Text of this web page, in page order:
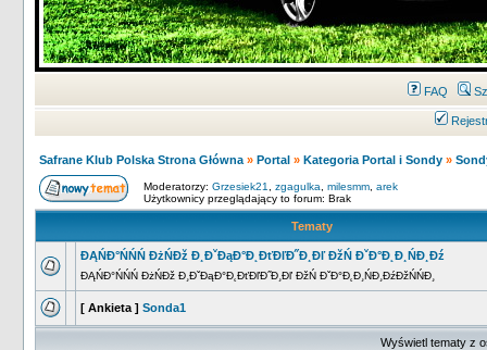
FAQ
Safrane Klub Polska Strona Główna » Portal » Kategoria Portal i Sondy »
Moderatorzy: Grzesiek21 zgagulka milesmm arek
Użytkownicy przeglądający to forum: Brak
Tematy
ĐĄŃĐ°ŃŃŃ ĐżŃĐž Đ¸ĐˇĐąĐ°Đ˛ĐťĐľĐ˝Đ¸Đľ ĐžŃ ĐˇĐ°Đ˛Đ¸ŃĐ¸Đź
ĐĄŃĐ°ŃŃŃ ĐżŃĐž Đ¸ĐˇĐąĐ°Đ˛ĐťĐľĐ˝Đ¸Đľ ĐžŃ ĐˇĐ°Đ˛Đ¸ŃĐ¸ĐźĐžŃŃĐ¸
[ Ankieta ] Sonda1
Wyświetl tematy z